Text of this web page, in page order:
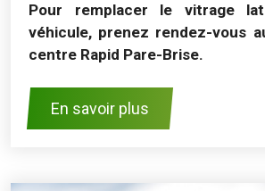
Pour remplacer le vitrage
véhicule, prenez rendez-vous
centre Rapid Pare-Brise.
En savoir plus